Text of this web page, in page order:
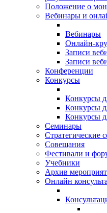
Положение о
Вебинары и
Вебинары
Онлайн-
Записи
Записи
Конференции
Конкурсы
Конкурсы
Конкурсы
Конкурсы
Семинары
Стратегические
Совещания
Фестивали и
Учебники
Архив
Онлайн